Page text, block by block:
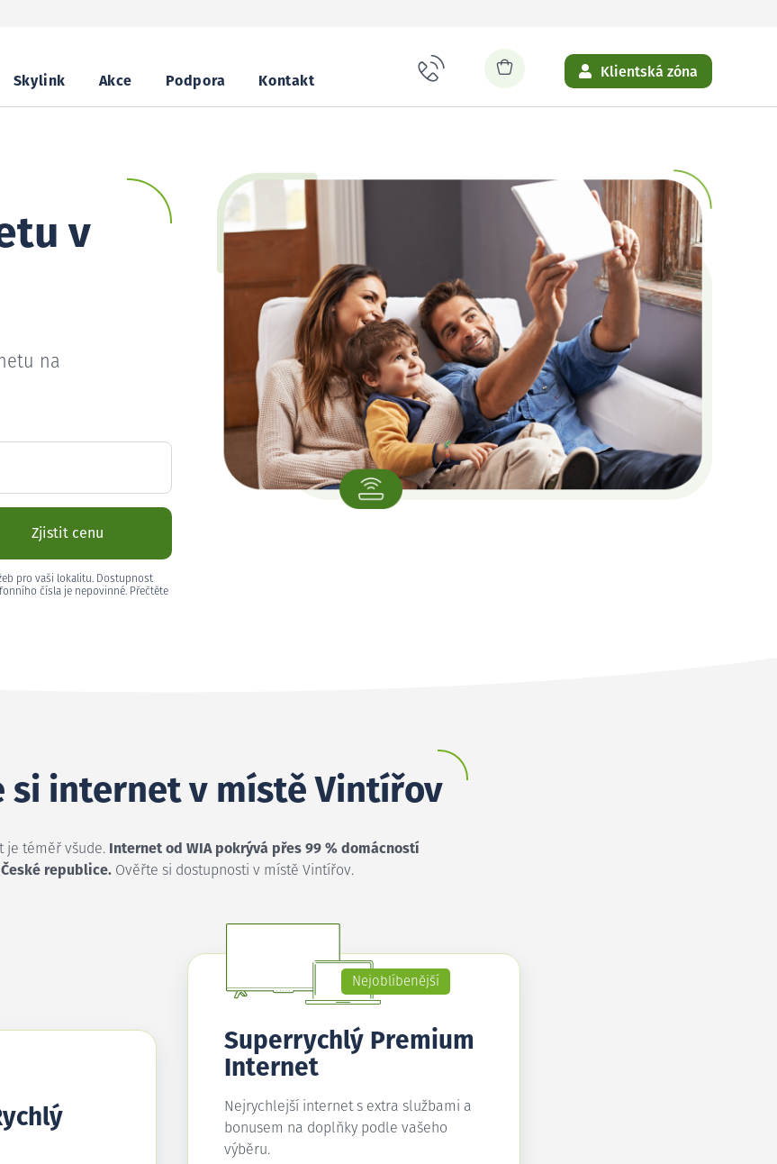
Skylink Akce Podpora Kontakt
Klientská zóna
v
na
Zjistit cenu
pro vaši lokalitu. Dostupnost
čísla je nepovinné. Přečtěte
si internet v místě Vintířov
je téměř všude.
Internet od WIA pokrývá přes 99 % domácností
republice. Ověřte si dostupnosti v místě Vintířov.
Nejoblíbenější
Superrychlý Premium
Internet
Nejrychlejší internet s extra službami a
bonusem na doplňky podle vašeho
výběru.